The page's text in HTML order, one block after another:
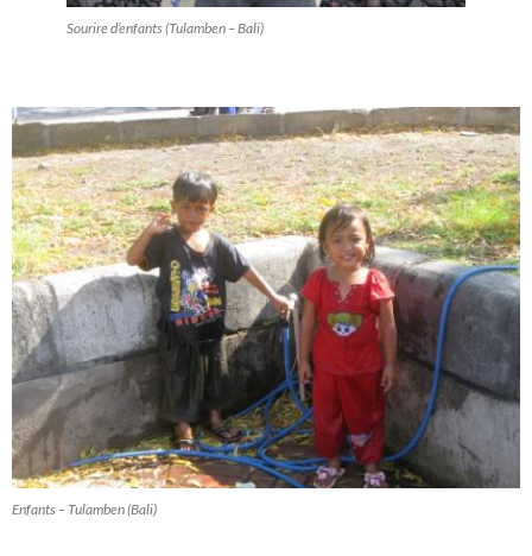
Sourire d’enfants (Tulamben – Bali)
Enfants – Tulamben (Bali)